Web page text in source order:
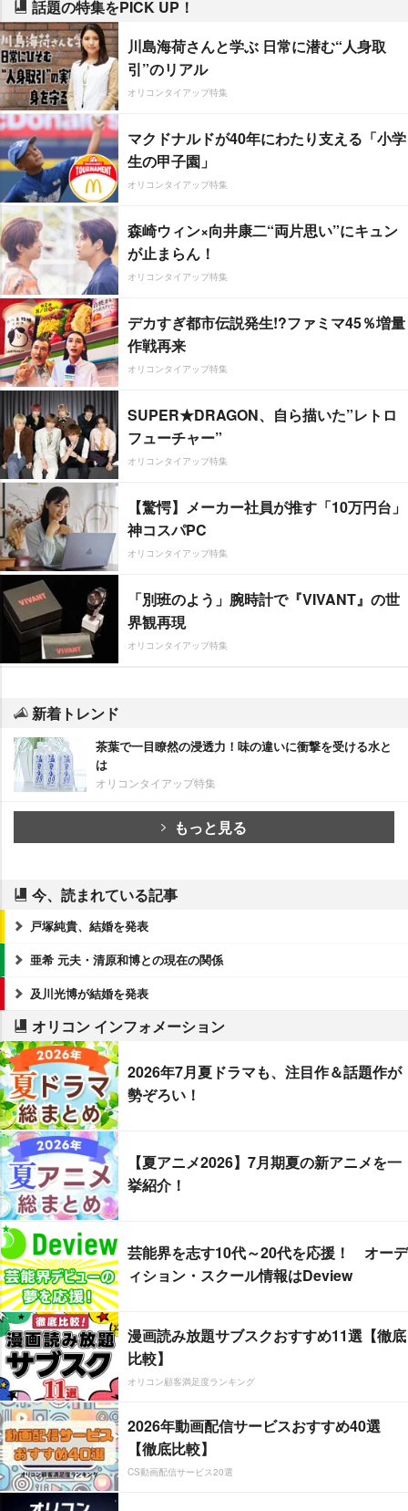
話題の特集をPICK UP！
川島海荷さんと学ぶ 日常に潜む“人身取
引”のリアル
オリコンタイアップ特集
マクドナルドが40年にわたり支える「小学
生の甲子園」
オリコンタイアップ特集
森崎ウィン×向井康二“両片思い”にキュン
が止まらん！
オリコンタイアップ特集
デカすぎ都市伝説発生!?ファミマ45％増量
作戦再来
オリコンタイアップ特集
SUPER★DRAGON、自ら描いた”レトロ
フューチャー”
オリコンタイアップ特集
【驚愕】メーカー社員が推す「10万円台」
神コスパPC
オリコンタイアップ特集
「別班のよう」腕時計で『VIVANT』の世
界観再現
オリコンタイアップ特集
新着トレンド
茶葉で一目瞭然の浸透力！味の違いに衝撃を受ける水と
は
オリコンタイアップ特集
もっと見る
今、読まれている記事
戸塚純貴、結婚を発表
亜希 元夫・清原和博との現在の関係
及川光博が結婚を発表
オリコン インフォメーション
2026年7月夏ドラマも、注目作＆話題作が
勢ぞろい！
【夏アニメ2026】7月期夏の新アニメを一
挙紹介！
芸能界を志す10代～20代を応援！ オーデ
ィション・スクール情報はDeview
漫画読み放題サブスクおすすめ11選【徹底
比較】
オリコン顧客満足度ランキング
2026年動画配信サービスおすすめ40選
【徹底比較】
CS動画配信サービス20選